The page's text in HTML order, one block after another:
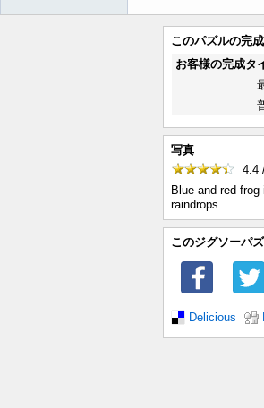
このパズルの完
お客様の完成タ
写真
4.4
Blue and red
raindrops
このジグソーパ
Delicious